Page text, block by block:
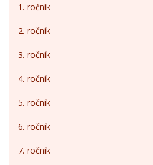
1. ročník
2. ročník
3. ročník
4. ročník
5. ročník
6. ročník
7. ročník